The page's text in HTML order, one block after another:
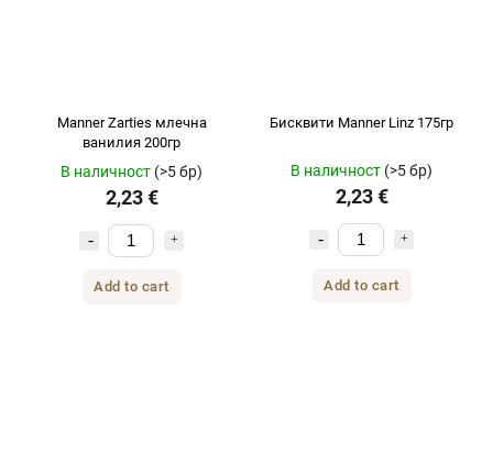
Manner Zarties млечна
ванилия 200гр
В наличност (>5 бр)
2,23 €
Add to cart
Бисквити Manner Linz 175гр
В наличност (>5 бр)
2,23 €
Add to cart